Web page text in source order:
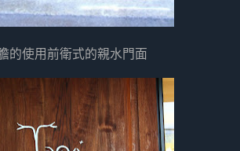
的使用前衛式的親水門面